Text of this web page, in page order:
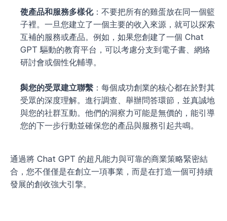
使產品和服務多樣化：不要把所有的雞蛋放在同一個籃
子裡。一旦您建立了一個主要的收入來源，就可以探索
互補的服務或產品。例如，如果您創建了一個 Chat
GPT 驅動的教育平台，可以考慮分支到電子書、網絡
研討會或個性化輔導。
與您的受眾建立聯繫 ：每個成功創業的核心都在於對其
受眾的深度理解。進行調查、舉辦問答環節，並真誠地
與您的社群互動。他們的洞察力可能是無價的，能引導
您的下一步行動並確保您的產品與服務引起共鳴。
通過將 Chat GPT 的超凡能力與可靠的商業策略緊密結
合，您不僅僅是在創立一項事業，而是在打造一個可持續
發展的創收強大引擎。